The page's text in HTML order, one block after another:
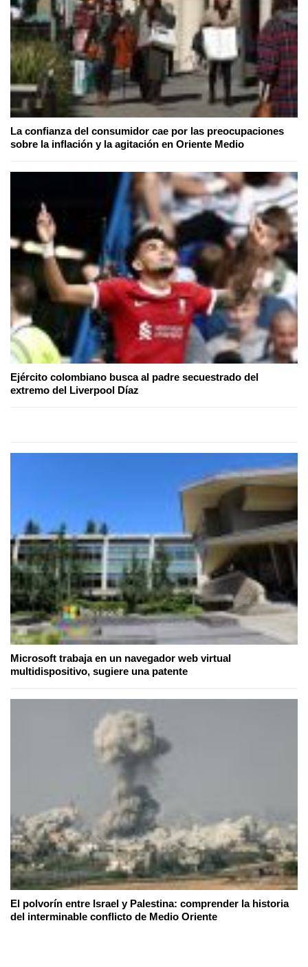
La confianza del consumidor cae por las preocupaciones
sobre la inflación y la agitación en Oriente Medio
Ejército colombiano busca al padre secuestrado del
extremo del Liverpool Díaz
Microsoft trabaja en un navegador web virtual
multidispositivo, sugiere una patente
El polvorín entre Israel y Palestina: comprender la historia
del interminable conflicto de Medio Oriente